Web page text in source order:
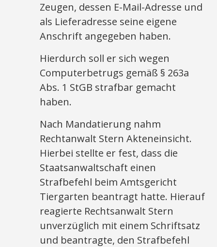
Zeugen, dessen E-Mail-Adresse und
als Lieferadresse seine eigene
Anschrift angegeben haben.
Hierdurch soll er sich wegen
Computerbetrugs gemäß § 263a
Abs. 1 StGB strafbar gemacht
haben.
Nach Mandatierung nahm
Rechtanwalt Stern Akteneinsicht.
Hierbei stellte er fest, dass die
Staatsanwaltschaft einen
Strafbefehl beim Amtsgericht
Tiergarten beantragt hatte. Hierauf
reagierte Rechtsanwalt Stern
unverzüglich mit einem Schriftsatz
und beantragte, den Strafbefehl